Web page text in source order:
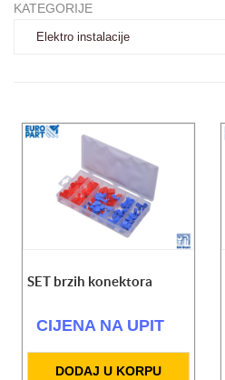
KATEGORIJE
SET brzih konektora
CIJENA NA UPIT
DODAJ U KORPU